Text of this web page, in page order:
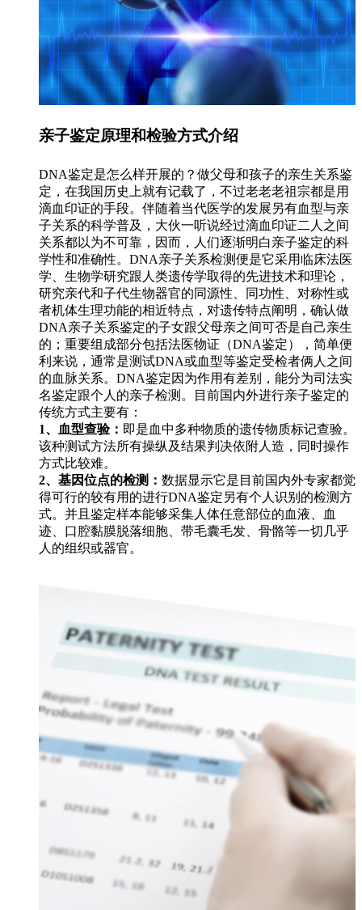
亲子鉴定原理和检验方式介绍
DNA鉴定是怎么样开展的？做父母和孩子的亲生关系鉴
定，在我国历史上就有记载了，不过老老老祖宗都是用
滴血印证的手段。伴随着当代医学的发展另有血型与亲
子关系的科学普及，大伙一听说经过滴血印证二人之间
关系都以为不可靠，因而，人们逐渐明白亲子鉴定的科
学性和准确性。DNA亲子关系检测便是它采用临床法医
学、生物学研究跟人类遗传学取得的先进技术和理论，
研究亲代和子代生物器官的同源性、同功性、对称性或
者机体生理功能的相近特点，对遗传特点阐明，确认做
DNA亲子关系鉴定的子女跟父母亲之间可否是自己亲生
的；重要组成部分包括法医物证（DNA鉴定），简单便
利来说，通常是测试DNA或血型等鉴定受检者俩人之间
的血脉关系。DNA鉴定因为作用有差别，能分为司法实
名鉴定跟个人的亲子检测。目前国内外进行亲子鉴定的
传统方式主要有：
1、血型查验： 即是血中多种物质的遗传物质标记查验。
该种测试方法所有操纵及结果判决依附人造，同时操作
方式比较难。
2、基因位点的检测： 数据显示它是目前国内外专家都觉
得可行的较有用的进行DNA鉴定另有个人识别的检测方
式。并且鉴定样本能够采集人体任意部位的血液、血
迹、口腔黏膜脱落细胞、带毛囊毛发、骨骼等一切几乎
人的组织或器官。